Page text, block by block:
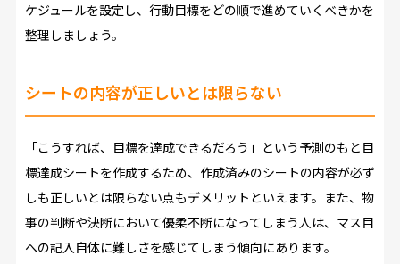
ケジュールを設定し、行動目標をどの順で進めていくべきかを
整理しましょう。
シートの内容が正しいとは限らない
「こうすれば、目標を達成できるだろう」という予測のもと目
標達成シートを作成するため、作成済みのシートの内容が必ず
しも正しいとは限らない点もデメリットといえます。また、物
事の判断や決断において優柔不断になってしまう人は、マス目
への記入自体に難しさを感じてしまう傾向にあります。